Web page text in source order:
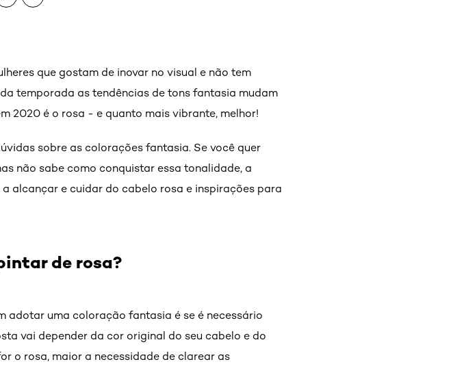
que gostam de inovar no visual e não tem
temporada as tendências de tons fantasia mudam
2020 é o rosa - e quanto mais vibrante, melhor!
sobre as colorações fantasia. Se você quer
não sabe como conquistar essa tonalidade, a
alcançar e cuidar do cabelo rosa e inspirações para
de rosa?
adotar uma coloração fantasia é se é necessário
vai depender da cor original do seu cabelo e do
o rosa, maior a necessidade de clarear as